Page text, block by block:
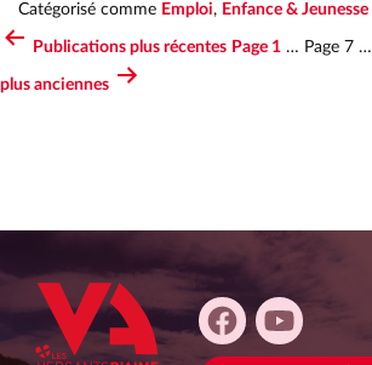
Catégorisé comme Emploi, Enfance & Jeunesse
PAGINATION
Publications plus récentes Page 1 … Page 7 …
plus anciennes